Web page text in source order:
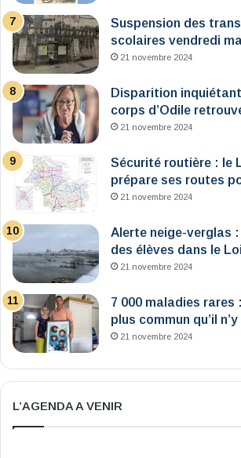
Suspension des
scolaires vendredi
21 novembre 2024
Disparition
corps d’Odile
21 novembre 2024
Sécurité routière : le
prépare ses routes
21 novembre 2024
Alerte neige-verglas
des élèves dans le
21 novembre 2024
7 000 maladies rares
plus commun qu’il
21 novembre 2024
L’AGENDA A VENIR